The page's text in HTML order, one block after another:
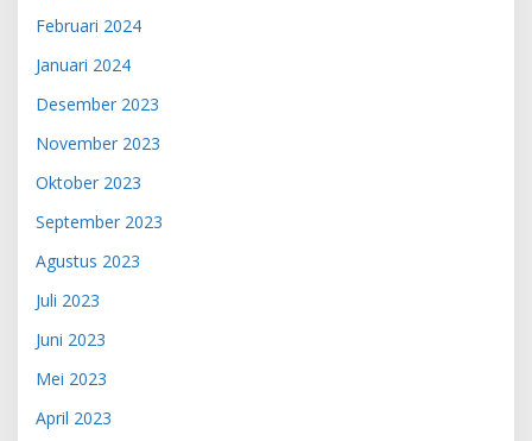
Februari 2024
Januari 2024
Desember 2023
November 2023
Oktober 2023
September 2023
Agustus 2023
Juli 2023
Juni 2023
Mei 2023
April 2023